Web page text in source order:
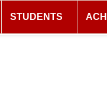
STUDENTS